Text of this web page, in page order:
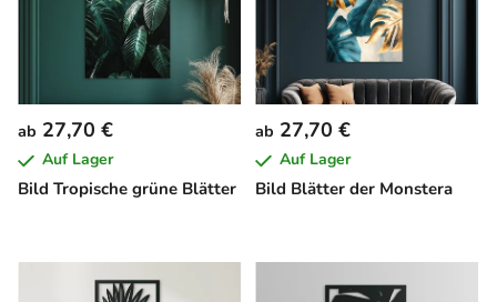
Bild Tropische grüne Blätter
ab 27,70 €
Auf Lager
Bild Blätter der Monstera
ab 27,70 €
Auf Lager